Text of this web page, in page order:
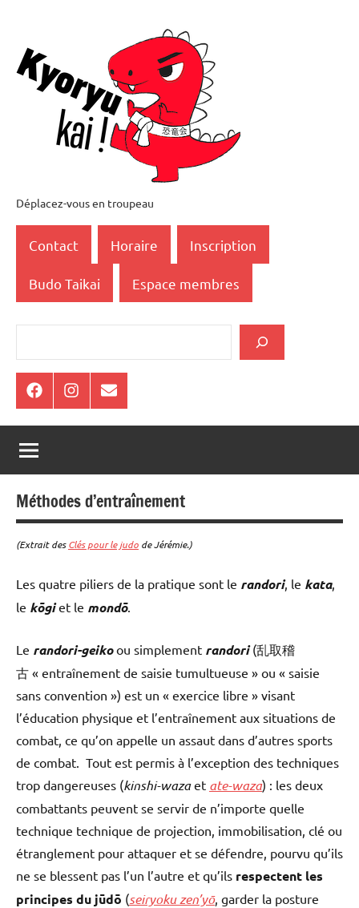
contenu
Kyoryukai
恐
竜
会
Déplacez-vous en troupeau
Contact Horaire Inscription
Budo Taikai Espace membres
FacebookInstagram
E-
mail
Méthodes d’entraînement
(Extrait desClés pour le judo de Jérémie.)
Les quatre piliers de la pratique sont le randori, le kata,
le kōgiet le mondō.
Le randori-geikoou simplement randori(乱取稽
古 « entraînement de saisie tumultueuse » ou « saisie
sans convention ») est un « exercice libre » visant
l’éducation physique et l’entraînement aux situations de
combat, ce qu’on appelle un assaut dans d’autres sports
de combat. Tout est permis à l’exception des techniques
trop dangereuses (kinshi-wazaet ate-waza) : les deux
combattants peuvent se servir de n’importe quelle
technique technique de projection, immobilisation, clé ou
étranglement pour attaquer et se défendre, pourvu qu’ils
ne se blessent pas l’un l’autre et qu’ils respectent les
principes du jūdō (seiryoku zen’yō, garder la posture